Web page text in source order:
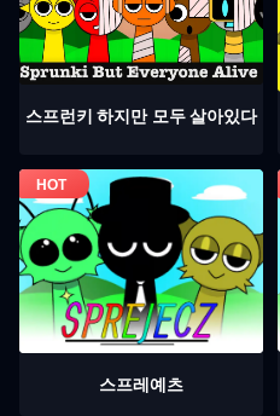
스프런키 하지만 모두 살아있다
스프레예츠